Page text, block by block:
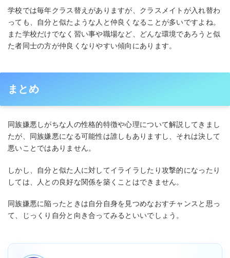
学校では毎年クラス替えがありますが、クラスメイトが入れ替わ
っても、自分と似たような人と仲良くなることが多いですよね。
また学校だけでなく習い事や職場など、どんな環境であろうと似
た者同士の方が仲良くなりやすい傾向にあります。
まとめ
同族嫌悪しがちな人の性格的特徴や心理について解説してきまし
たが、同族嫌悪になる可能性は誰しもありますし、それは決して
悪いことではありません。
しかし、自分と似た人に対してイライラしたり攻撃的になったり
しては、人との良好な関係を築くことはできません。
同族嫌悪に陥ったときは自分自身を見つめなおすチャンスと思っ
て、じっくり自分と向き合ってみるといいでしょう。